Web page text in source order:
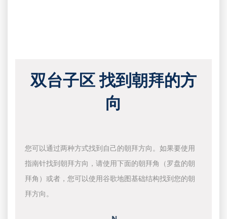
双台子区 找到朝拜的方
向
您可以通过两种方式找到自己的朝拜方向。如果要使用
指南针找到朝拜方向，请使用下面的朝拜角（罗盘的朝
拜角）或者，您可以使用谷歌地图基础结构找到您的朝
拜方向。